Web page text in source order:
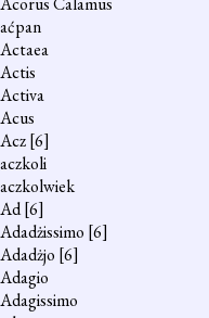
aćpan
Actaea
Actis
Activa
Acus
Acz[6]
aczkoli
aczkolwiek
Ad[6]
Adadżissimo [6]
Adadżjo [6]
Adagio
Adagissimo